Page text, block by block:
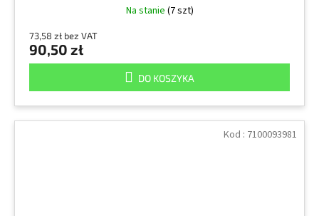
Na stanie (7 szt)
73,58 zł bez VAT
90,50 zł
DO KOSZYKA
Kod : 7100093981